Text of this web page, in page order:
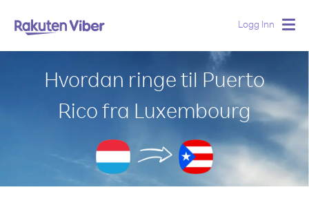
Logg Inn
Hvordan ringe til Puerto
Rico fra Luxembourg